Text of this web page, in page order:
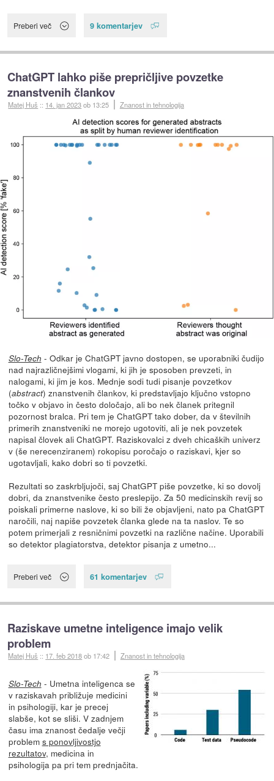
Preberi več 9 komentarjev
ChatGPT lahko piše prepričljive povzetke
znanstvenih člankov
Matej Huš :: 14. jan 2023ob 13:25 Znanost in tehnologija
Slo-Tech - Odkar je ChatGPT javno dostopen, se uporabniki čudijo
nad najrazličnejšimi vlogami, ki jih je sposoben prevzeti, in
nalogami, ki jim je kos. Mednje sodi tudi pisanje povzetkov
(abstract) znanstvenih člankov, ki predstavljajo ključno vstopno
točko v objavo in često določajo, ali bo nek članek pritegnil
pozornost bralca. Pri tem je ChatGPT tako dober, da v številnih
primerih znanstveniki ne morejo ugotoviti, ali je nek povzetek
napisal človek ali ChatGPT. Raziskovalci z dveh chicaških univerz
v (še nerecenziranem) rokopisu poročajo o raziskavi, kjer so
ugotavljali, kako dobri so ti povzetki.
Rezultati so zaskrbljujoči, saj ChatGPT piše povzetke, ki so dovolj
dobri, da znanstvenike često preslepijo. Za 50 medicinskih revij so
poiskali primerne naslove, ki so bili že objavljeni, nato pa ChatGPT
naročili, naj napiše povzetek članka glede na ta naslov. Te so
potem primerjali z resničnimi povzetki na različne načine. Uporabili
so detektor plagiatorstva, detektor pisanja z umetno...
Preberi več 61 komentarjev
Raziskave umetne inteligence imajo velik
problem
Matej Huš :: 17. feb 2018ob 17:42 Znanost in tehnologija
Slo-Tech - Umetna inteligenca se
v raziskavah približuje medicini
in psihologiji, kar je precej
slabše, kot se sliši. V zadnjem
času ima znanost čedalje večji
problem s ponovljivostjo
rezultatov, medicina in
psihologija pa pri tem prednjačita.